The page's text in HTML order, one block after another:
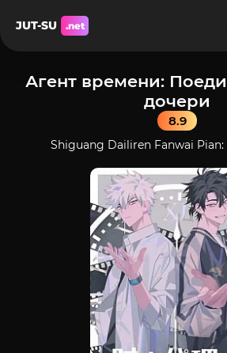
JUT-SU .net
Агент времени:
дочери
8.9
Shiguang Dailiren Fanwai